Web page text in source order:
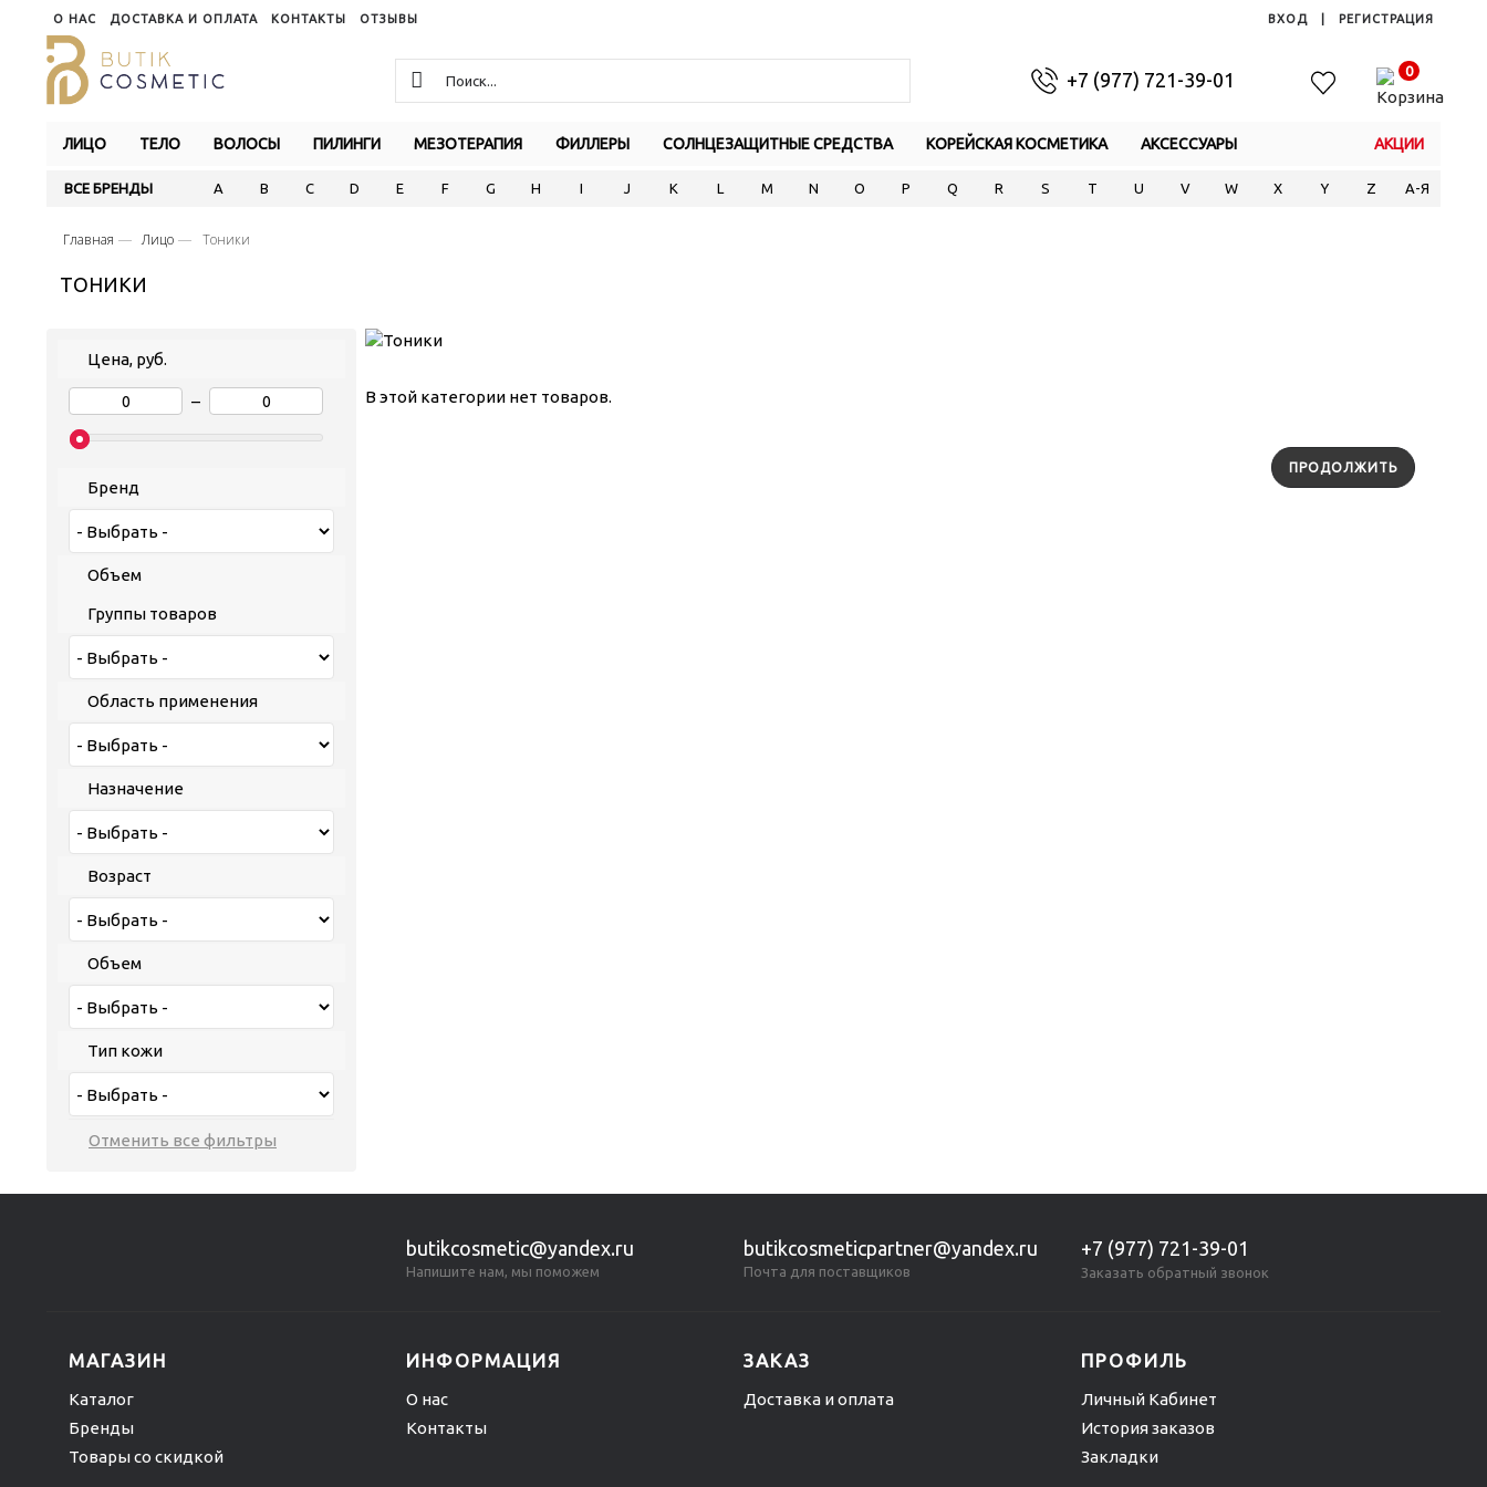
О НАС ДОСТАВКА И ОПЛАТА КОНТАКТЫ ОТЗЫВЫ ВХОД РЕГИСТРАЦИЯ
+7 (977) 721-39-01 0
ЛИЦО ТЕЛО ВОЛОСЫ ПИЛИНГИ МЕЗОТЕРАПИЯ ФИЛЛЕРЫ СОЛНЦЕЗАЩИТНЫЕ СРЕДСТВА КОРЕЙСКАЯ КОСМЕТИКА АКСЕССУАРЫ АКЦИИ
ВСЕ БРЕНДЫ A B C D E F G H I J K L M N O P Q R S T U V W X Y Z А-Я
Главная Лицо Тоники
ТОНИКИ
Цена, руб.
–
Бренд
Объем
Группы товаров
Область применения
Назначение
Возраст
Объем
Тип кожи
В этой категории нет товаров.
ПРОДОЛЖИТЬ
butikcosmetic@yandex.ru
Напишите нам, мы поможем
butikcosmeticpartner@yandex.ru
Почта для поставщиков
+7 (977) 721-39-01
Заказать обратный звонок
МАГАЗИН
Каталог
Бренды
Товары со скидкой
ИНФОРМАЦИЯ
О нас
Контакты
ЗАКАЗ
Доставка и оплата
ПРОФИЛЬ
Личный Кабинет
История заказов
Закладки